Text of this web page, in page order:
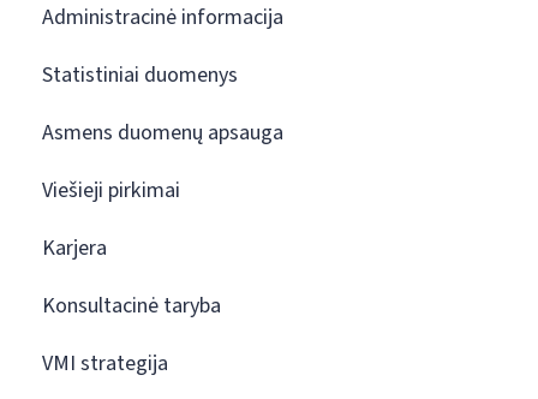
Administracinė informacija
Statistiniai duomenys
Asmens duomenų apsauga
Viešieji pirkimai
Karjera
Konsultacinė taryba
VMI strategija